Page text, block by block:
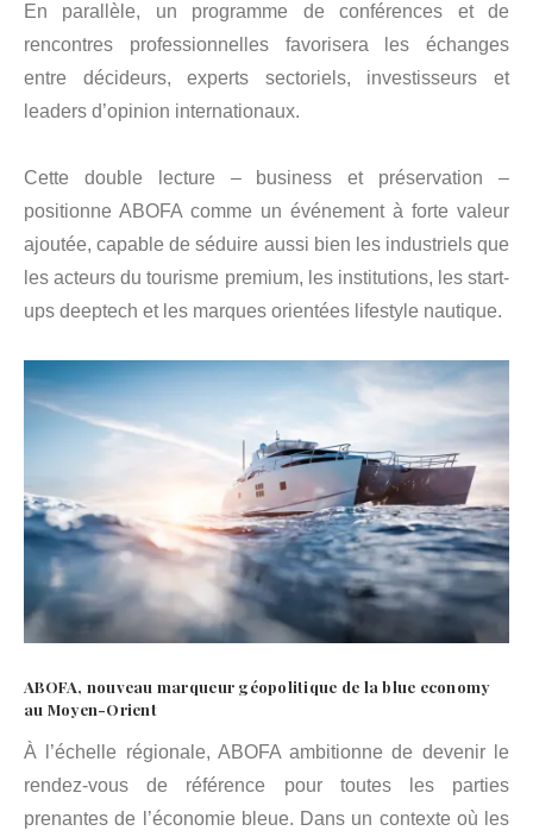
En parallèle, un programme de conférences et de
rencontres professionnelles favorisera les échanges
entre décideurs, experts sectoriels, investisseurs et
leaders d’opinion internationaux.
Cette double lecture – business et préservation –
positionne ABOFA comme un événement à forte valeur
ajoutée, capable de séduire aussi bien les industriels que
les acteurs du tourisme premium, les institutions, les start-
ups deeptech et les marques orientées lifestyle nautique.
ABOFA, nouveau marqueur géopolitique de la blue economy
au Moyen-Orient
À l’échelle régionale, ABOFA ambitionne de devenir le
rendez-vous de référence pour toutes les parties
prenantes de l’économie bleue. Dans un contexte où les